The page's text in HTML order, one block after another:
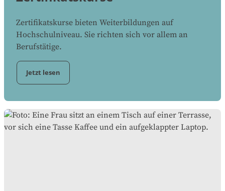
Zertifikatskurse bieten Weiterbildungen auf
Hochschulniveau. Sie richten sich vor allem an
Berufstätige.
Jetzt lesen